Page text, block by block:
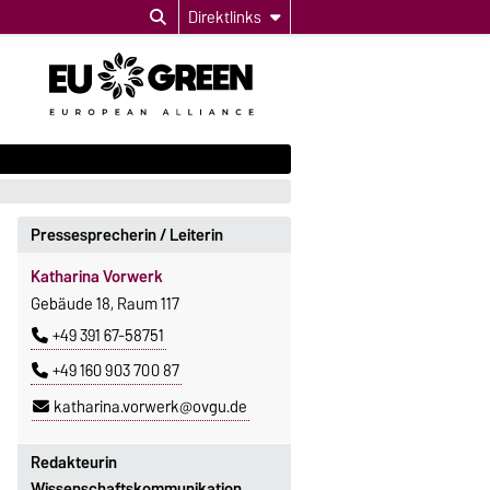
Direktlinks
Pressesprecherin / Leiterin
Katharina Vorwerk
Gebäude 18, Raum 117
+49 391 67-58751
+49 160 903 700 87
katharina.vorwerk@ovgu.de
Redakteurin